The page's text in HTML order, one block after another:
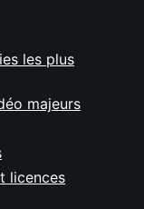
les plus
majeurs
licences